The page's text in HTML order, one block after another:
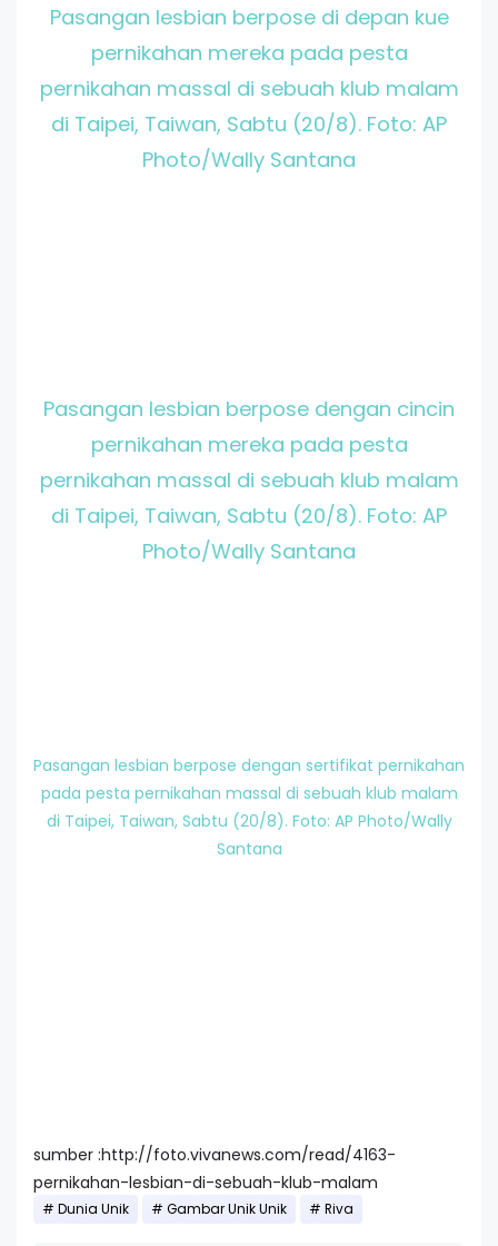
Pasangan lesbian berpose di depan kue
pernikahan mereka pada pesta
pernikahan massal di sebuah klub malam
di Taipei, Taiwan, Sabtu (20/8). Foto: AP
Photo/Wally Santana
Pasangan lesbian berpose dengan cincin
pernikahan mereka pada pesta
pernikahan massal di sebuah klub malam
di Taipei, Taiwan, Sabtu (20/8). Foto: AP
Photo/Wally Santana
Pasangan lesbian berpose dengan sertifikat pernikahan
pada pesta pernikahan massal di sebuah klub malam
di Taipei, Taiwan, Sabtu (20/8). Foto: AP Photo/Wally
Santana
sumber :http://foto.vivanews.com/read/4163-
pernikahan-lesbian-di-sebuah-klub-malam
Dunia Unik Gambar Unik Unik Riva